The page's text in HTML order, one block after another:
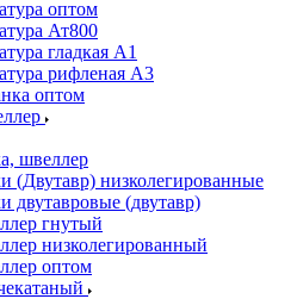
оптом
Ат800
гладкая А1
рифленая А3
оптом
швеллер
(Двутавр) низколегированные
двутавровые (двутавр)
гнутый
низколегированный
оптом